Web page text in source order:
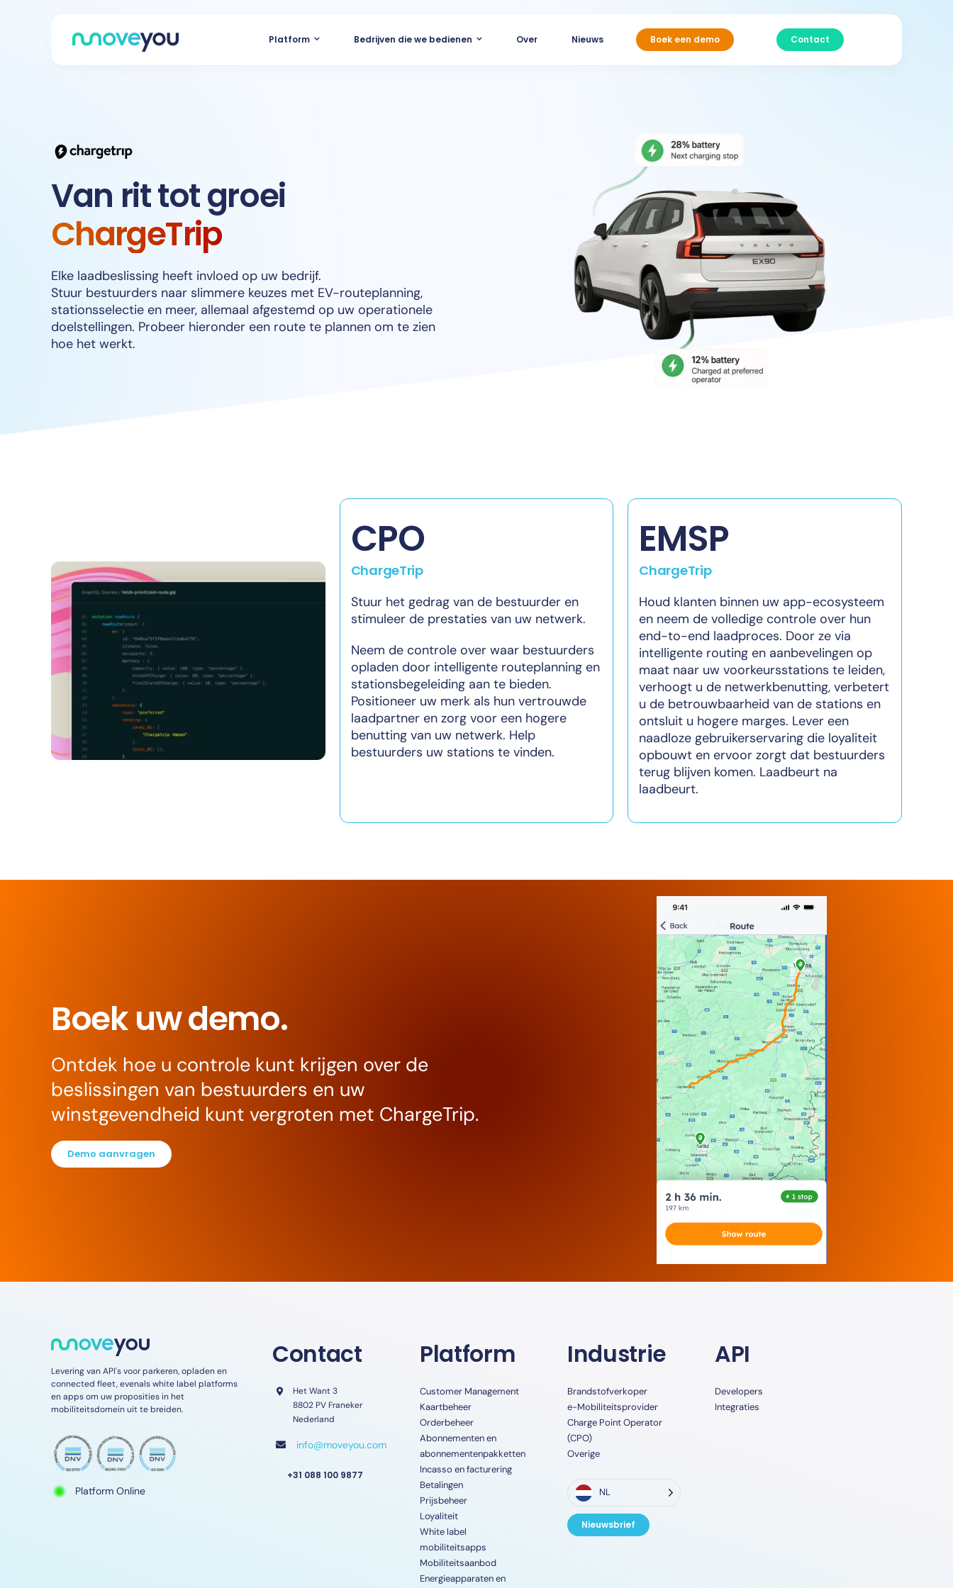
Platform Bedrijven die we bedienen Over Nieuws Boek een demo Contact
Van rit tot groei
ChargeTrip
Elke laadbeslissing heeft invloed op uw bedrijf.
Stuur bestuurders naar slimmere keuzes met EV-routeplanning,
stationsselectie en meer, allemaal afgestemd op uw operationele
doelstellingen. Probeer hieronder een route te plannen om te zien
hoe het werkt.
CPO
ChargeTrip
Stuur het gedrag van de bestuurder en
stimuleer de prestaties van uw netwerk.
Neem de controle over waar bestuurders
opladen door intelligente routeplanning en
stationsbegeleiding aan te bieden.
Positioneer uw merk als hun vertrouwde
laadpartner en zorg voor een hogere
benutting van uw netwerk. Help
bestuurders uw stations te vinden.
EMSP
ChargeTrip
Houd klanten binnen uw app-ecosysteem
en neem de volledige controle over hun
end-to-end laadproces. Door ze via
intelligente routing en aanbevelingen op
maat naar uw voorkeursstations te leiden,
verhoogt u de netwerkbenutting, verbetert
u de betrouwbaarheid van de stations en
ontsluit u hogere marges. Lever een
naadloze gebruikerservaring die loyaliteit
opbouwt en ervoor zorgt dat bestuurders
terug blijven komen. Laadbeurt na
laadbeurt.
Boek uw demo.
Ontdek hoe u controle kunt krijgen over de
beslissingen van bestuurders en uw
winstgevendheid kunt vergroten met ChargeTrip.
Demo aanvragen
Levering van API's voor parkeren, opladen en
connected fleet, evenals white label platforms
en apps om uw proposities in het
mobiliteitsdomein uit te breiden.
Platform Online
Contact
Het Want 3
8802 PV Franeker
Nederland
info@moveyou.com
+31 088 100 9877
Platform
Customer Management
Kaartbeheer
Orderbeheer
Abonnementen en
abonnementenpakketten
Incasso en facturering
Betalingen
Prijsbeheer
Loyaliteit
White label
mobiliteitsapps
Mobiliteitsaanbod
Energieapparaten en
Industrie
Brandstofverkoper
e-Mobiliteitsprovider
Charge Point Operator
(CPO)
Overige
NL
Nieuwsbrief
API
Developers
Integraties